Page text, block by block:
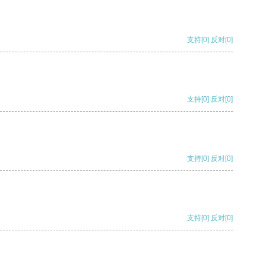
支持[0] 反对[0]
支持[0] 反对[0]
支持[0] 反对[0]
支持[0] 反对[0]